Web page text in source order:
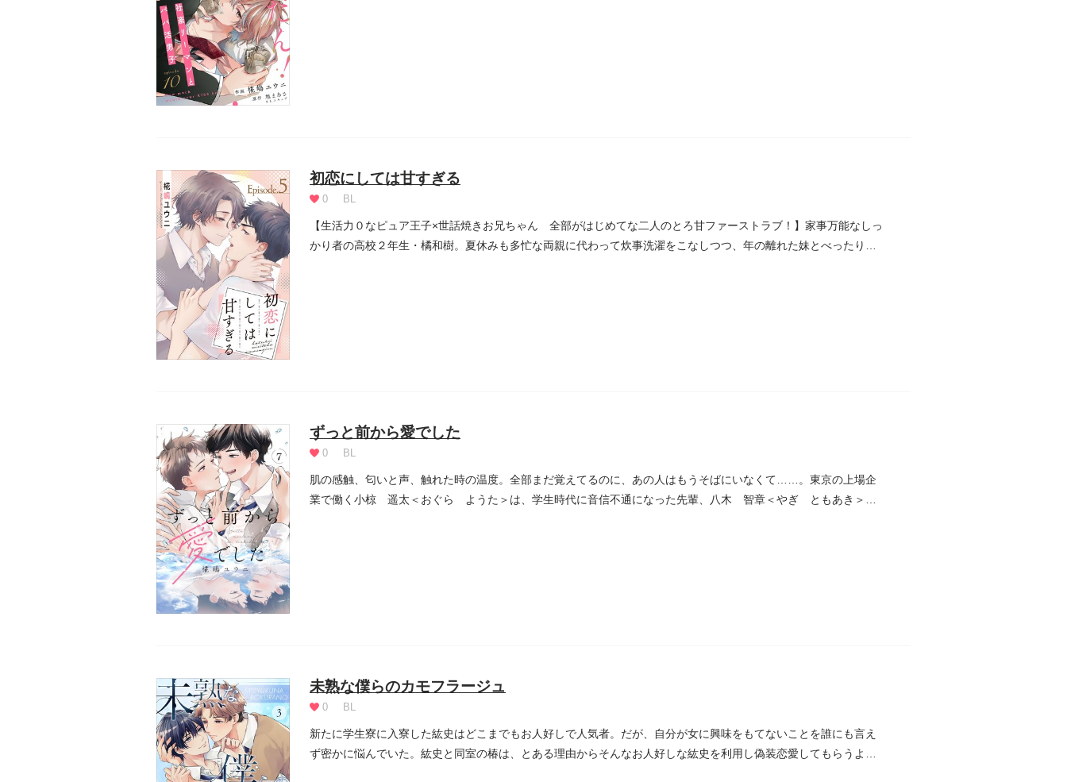
初恋にしては甘すぎる
0 BL
【生活力０なピュア王子×世話焼きお兄ちゃん 全部がはじめてな二人のとろ甘ファーストラブ！】家事万能なしっ
かり者の高校２年生・橘和樹。夏休みも多忙な両親に代わって炊事洗濯をこなしつつ、年の離れた妹とべったりな
ずっと前から愛でした
0 BL
肌の感触、匂いと声、触れた時の温度。全部まだ覚えてるのに、あの人はもうそばにいなくて……。東京の上場企
業で働く小椋 遥太＜おぐら ようた＞は、学生時代に音信不通になった先輩、八木 智章＜やぎ ともあき＞が
未熟な僕らのカモフラージュ
0 BL
新たに学生寮に入寮した紘史はどこまでもお人好しで人気者。だが、自分が女に興味をもてないことを誰にも言え
ず密かに悩んでいた。紘史と同室の椿は、とある理由からそんなお人好しな紘史を利用し偽装恋愛してもらうよう